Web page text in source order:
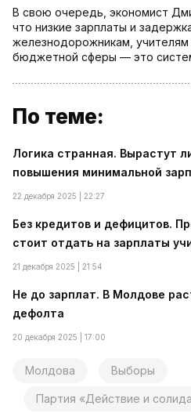
В свою очередь, экономист
что низкие зарплаты и
железнодорожникам, учителям
бюджетной сферы — это
По теме:
Логика странная. Вырастут
повышения минимальной
22 декабря 2025 | 22:27
Без кредитов и дефицитов.
стоит отдать на зарплаты
21 декабря 2025 | 21:54
Не до зарплат. В Молдове
дефолта
20 декабря 2025 | 17:00
Молдова Выборы
Партия «Действие и